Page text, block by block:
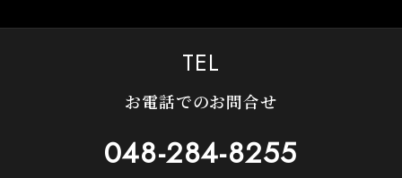
TEL
お電話でのお問合せ
048-284-8255